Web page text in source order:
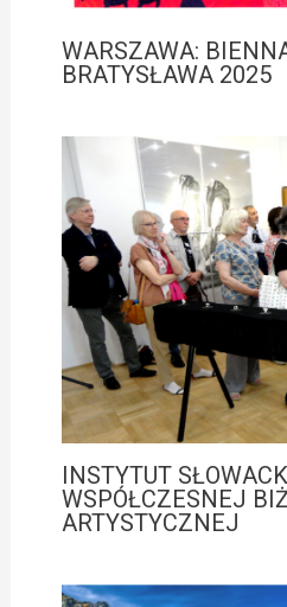
WARSZAWA:
BRATYSŁAWA 2025
INSTYTUT
WSPÓŁCZESNEJ
ARTYSTYCZNEJ